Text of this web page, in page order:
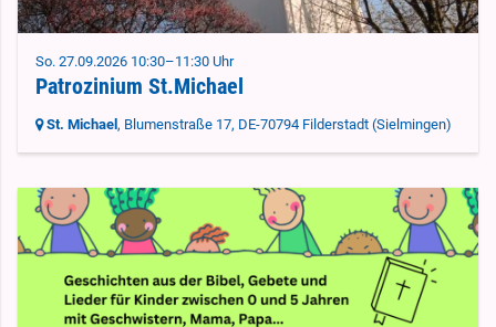
So. 27.09.2026 10:30–11:30 Uhr
Patrozinium St.Michael
St. Michael , Blumenstraße 17, DE-70794 Filderstadt (Sielmingen)